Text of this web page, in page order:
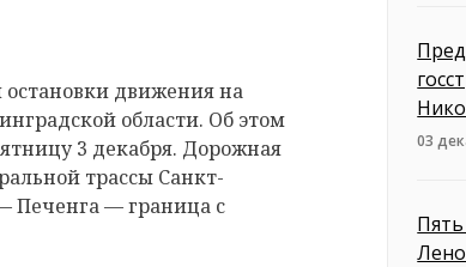
движения на
области. Об этом
3 декабря. Дорожная
трассы Санкт-
Печенга — граница с
03